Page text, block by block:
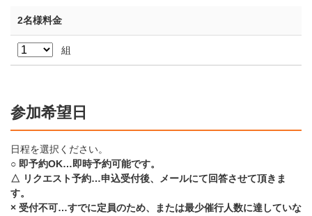
2名様料金
組
参加希望日
日程を選択ください。
○ 即予約OK…即時予約可能です。
△ リクエスト予約…申込受付後、メールにて回答させて頂きま
す。
× 受付不可…すでに定員のため、または最少催行人数に達していな